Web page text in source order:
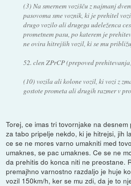
(3) Na smernem vozišču z najmanj
pasovoma sme voznik, ki je prehitel
drugo vozilo ali drugega udeleženca
prometnem pasu, po katerem je
ne ovira hitrejših vozil, ki se mu
52. clen ZPrCP (prepoved
(10) vozila ali kolone vozil, ki vozi z
gostote prometa ali drugih razmer v
Torej, ce imas tri tovornjake na
za tabo pripelje nekdo, ki je hitrejsi, jih
ce se ne mores varno umakniti med
umaknes, se pac umaknes. Ce se ne
da prehitis do konca niti ne preostane.
premajhno varnostno razdaljo je huje
vozil 150km/h, ker se mu zdi, da je to